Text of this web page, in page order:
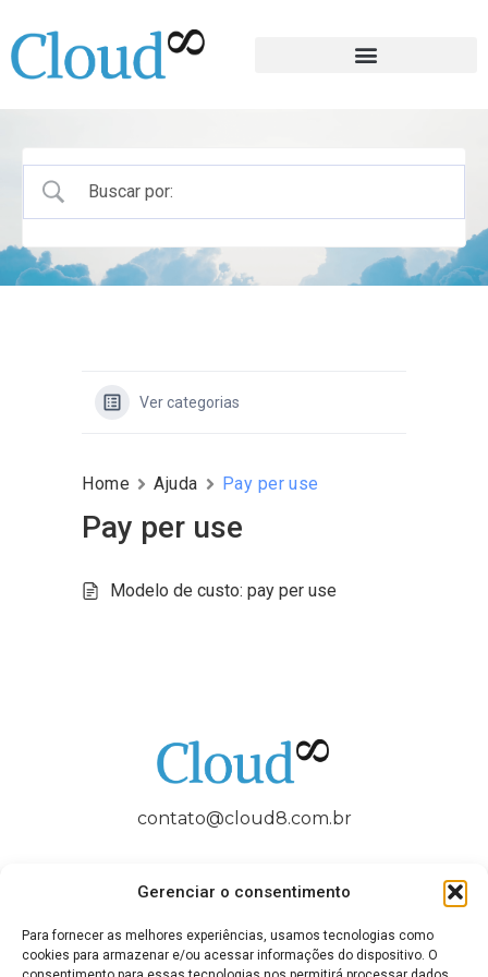
Gerenciar o consentimento
Para fornecer as melhores experiências, usamos tecnologias como
cookies para armazenar e/ou acessar informações do dispositivo. O
Ver categorias
Home Ajuda Pay per use
Pay per use
Modelo de custo: pay per use
contato@cloud8.com.br
QUEM SOMOS FAQ / AJUDA BLOG CONTATO